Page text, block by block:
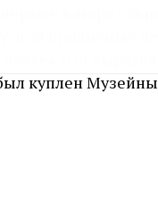
в мире
и за приличные
(Он
куплен